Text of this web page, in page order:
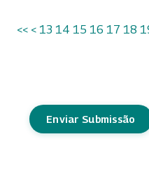
<< < 13 14 15 16 17 18
Enviar Submissão